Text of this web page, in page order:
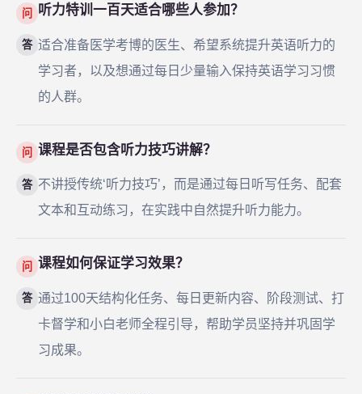
问 听力特训一百天适合哪些人参加？
答 适合准备医学考博的医生、希望系统提升英语听力的
学习者，以及想通过每日少量输入保持英语学习习惯
的人群。
问 课程是否包含听力技巧讲解？
答 不讲授传统‘听力技巧’，而是通过每日听写任务、配套
文本和互动练习，在实践中自然提升听力能力。
问 课程如何保证学习效果？
答 通过100天结构化任务、每日更新内容、阶段测试、打
卡督学和小白老师全程引导，帮助学员坚持并巩固学
习成果。